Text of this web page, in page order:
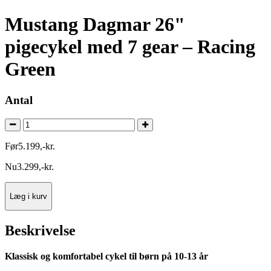
Mustang Dagmar 26"
pigecykel med 7 gear – Racing
Green
Antal
Før5.199,-kr.
Nu3.299,-kr.
Læg i kurv
Beskrivelse
Klassisk og komfortabel cykel til børn på 10-13 år